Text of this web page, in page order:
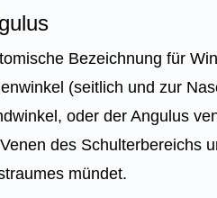
Bezeichnung für
(seitlich und zur
oder der Angulus
des Schulterbereichs
mündet.